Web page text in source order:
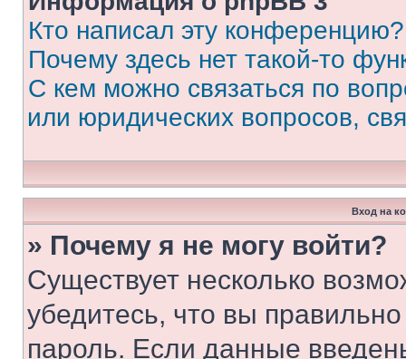
Кто написал эту конференцию?
Почему здесь нет такой-то
С кем можно связаться по
или юридических вопросов,
Вход на
» Почему я не могу войти?
Существует несколько
убедитесь, что вы
пароль. Если данные